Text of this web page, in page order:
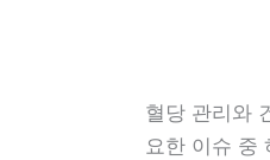
혈당 관리와
요한 이슈 중